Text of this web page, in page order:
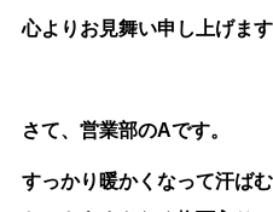
心よりお見舞い申し上げます
さて、営業部のAです。
すっかり暖かくなって汗ば